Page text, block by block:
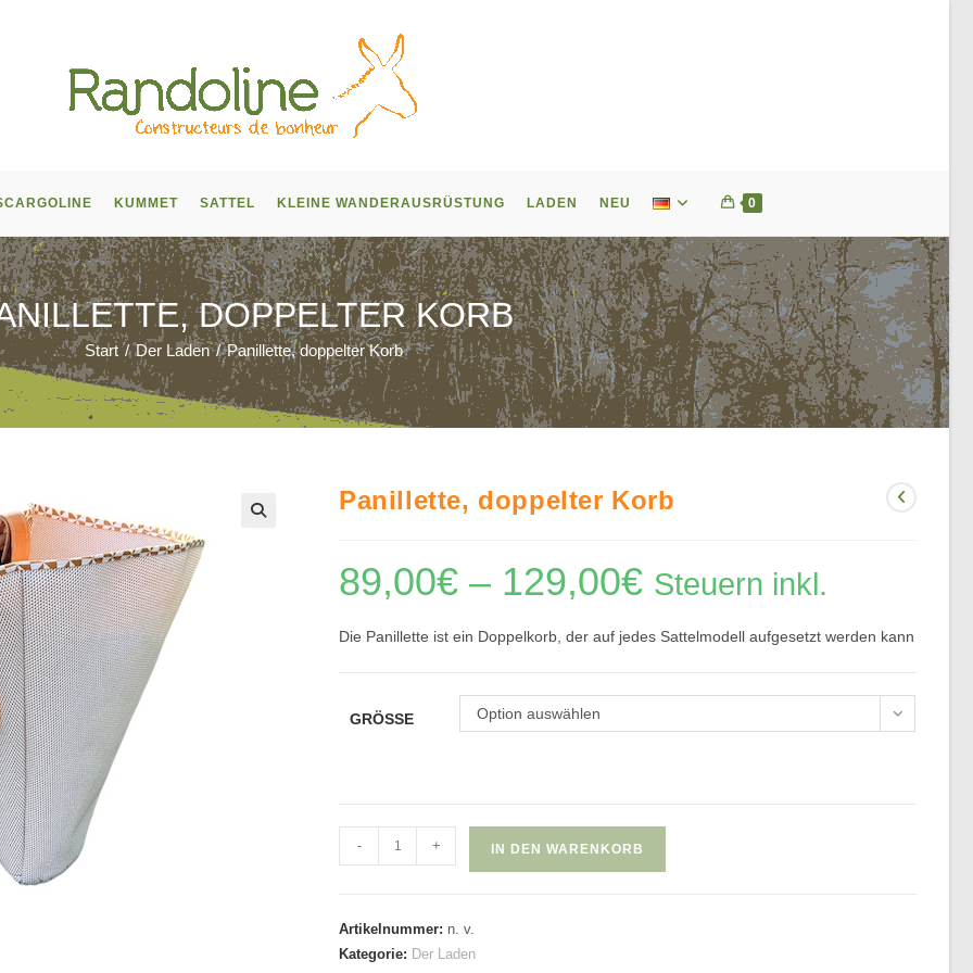
KUMMET SATTEL KLEINE WANDERAUSRÜSTUNG LADEN NEU 0
DOPPELTER KORB
Start / Der Laden / Panillette, doppelter Korb
Panillette, doppelter Korb
89,00€ – 129,00€ 89,00€
bisSteuern inkl.
Die Panillette ist ein Doppelkorb, der auf jedes Sattelmodell aufgesetzt werden kann
GRÖSSE Option auswählen
Panillette,
doppelter
Menge
- + IN DEN WARENKORB
Artikelnummer: n. v.
Kategorie: Der Laden